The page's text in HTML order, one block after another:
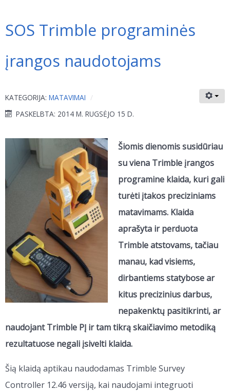
SOS Trimble programinės
įrangos naudotojams
KATEGORIJA: MATAVIMAI
PASKELBTA: 2014 M. RUGSĖJO 15 D.
Šiomis dienomis susidūriau
su viena Trimble įrangos
programine klaida, kuri gali
turėti įtakos preciziniams
matavimams. Klaida
aprašyta ir perduota
Trimble atstovams, tačiau
manau, kad visiems,
dirbantiems statybose ar
kitus precizinius darbus,
nepakenktų pasitikrinti, ar
naudojant Trimble PĮ ir tam tikrą skaičiavimo metodiką
rezultatuose negali įsivelti klaida.
Šią klaidą aptikau naudodamas Trimble Survey
Controller 12.46 versiją, kai naudojami integruoti